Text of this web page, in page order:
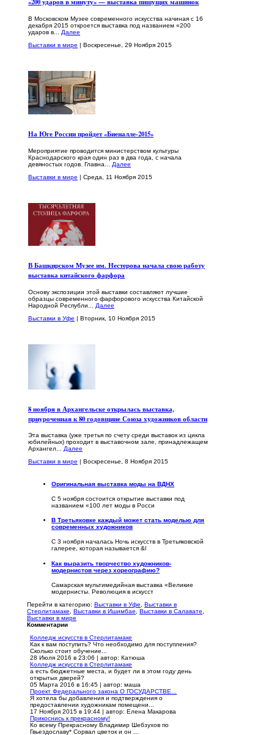
«200 ударов в минуту» — выставка пишущих машинок
В Московском Музее современного искусства начиная с 16
декабря 2015 откроется выставка под названием «200
ударов в... Далее
Выставки в мире | Воскресенье, 29 Ноября 2015
На Юге России пройдет «Биеналле-2015»
Мероприятие проводится министерством культуры
Краснодарского края один раз в два года, с начала
девяностых годов. Главна... Далее
Выставки в мире | Среда, 11 Ноября 2015
В Башкирском Музее им. Нестерова начала свою работу
выставка китайского фарфора
Основу экспозиции этой выставки составляют лучшие
образцы современного фарфорового искусства Китайской
Народной Республи... Далее
Выставки в Уфе | Вторник, 10 Ноября 2015
8 ноября в Архангельске открылась выставка,
приуроченная к 80 годовщине Союза художников области
Эта выставка (уже третья по счету среди выставок из цикла
юбилейных) проходит в выставочном зале, принадлежащем
Архангел... Далее
Выставки в мире | Воскресенье, 8 Ноября 2015
Оригинальная выставка моды на ВДНХ
С 5 ноября состоится открытие выставки под
названием «100 лет моды в Росси
В Третьяковке каждый может стать моделью для
современных художников
С 3 ноября началась Ночь искусств в Третьяковской
галерее, которая называется &l
Как выразить творчество художников-
модернистов через хореографию?
Самарская мультимедийная выставка «Великие
модернисты. Революция в искусст
Перейти в категорию: Выставки в Уфе
Выставки в
Стерлитамаке
Выставки в Ишимбае Выставки в Салавате
Выставки в мире
Комментарии
Колледж искусств в Стерлитамаке
Как к вам поступить? Что необходимо для поступления?
Сколько стоит обучение...
28 Июля 2016 в 23:06 | автор: Катюша
Колледж искусств в Стерлитамаке
а есть бюджетные места, и будет ли в этом году день
открытых дверей?
05 Марта 2016 в 16:45 | автор: маша
Проект Федерального закона О ГОСУДАРСТВЕ...
Я хотела бы добавления и подтверждения о
предоставлении художникам помещени...
17 Ноября 2015 в 19:44 | автор: Елена Макарова
Прикоснись к прекрасному!
Ко всему Прекрасному Владимир Шебзухов по
Гвьездославу* Сорвал цветок и он ...